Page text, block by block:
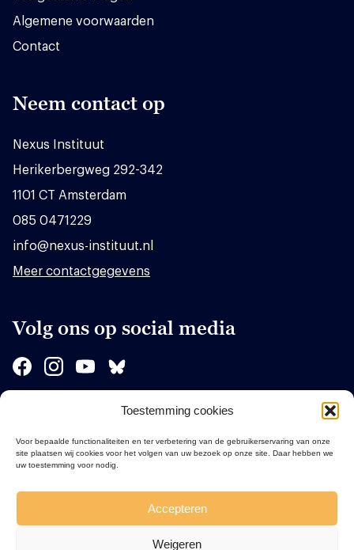
Toestemming cookies
Voor bepaalde functionaliteiten en ter verbetering van de gebruikerservaring van onze
site plaatsen wij cookies voor het volgen van uw bezoek op onze site. Daar hebben we
uw toestemming voor nodig.
Accepteren
Weigeren
Algemene voorwaarden
Contact
Neem contact op
Nexus Instituut
Herikerbergweg 292-342
1101 CT Amsterdam
085 0471229
info@nexus-instituut.nl
Meer contactgegevens
Volg ons op social media